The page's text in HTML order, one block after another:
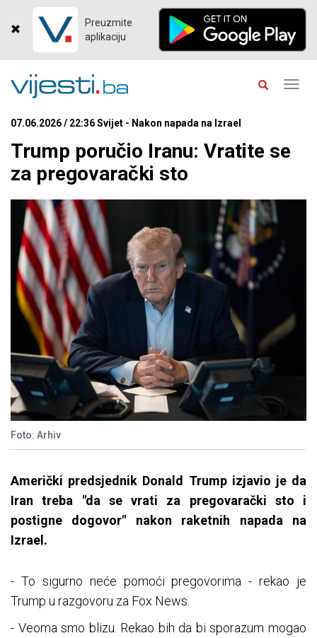
Preuzmite
aplikaciju
07.06.2026 / 22:36 Svijet - Nakon napada na Izrael
Trump poručio Iranu: Vratite se
za pregovarački sto
Foto: Arhiv
Američki predsjednik Donald Trump izjavio je da
Iran treba "da se vrati za pregovarački sto i
postigne dogovor" nakon raketnih napada na
Izrael.
- To sigurno neće pomoći pregovorima - rekao je
Trump u razgovoru za Fox News.
- Veoma smo blizu. Rekao bih da bi sporazum mogao